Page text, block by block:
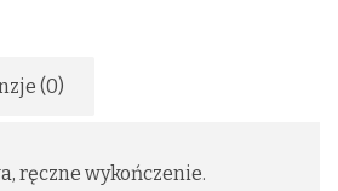
(0)
ręczne wykończenie.